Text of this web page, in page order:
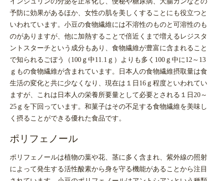
予防に効果があるほか、女性の肌を美しくすることにも役立つと
いわれています。小豆の食物繊維には不溶性のものと可溶性のも
のがありますが、他に加熱することで倍近くまで増えるレジスタ
ントスターチという成分もあり、食物繊維が豊富に含まれること
で知られるごぼう（100ｇ中11.1ｇ）よりも多く100ｇ中に12～13
ｇもの食物繊維が含まれています。日本人の食物繊維摂取量は食
生活の変化と共に少なくなり、現在は１日16ｇ程度といわれてい
ますが、これは日本人の栄養所要量として必要とされる１日20～
25ｇを下回っています。和菓子はその不足する食物繊維を美味し
く摂ることができる優れた食品です。
ポリフェノール
ポリフェノールは植物の葉や花、茎に多く含まれ、紫外線の照射
によって発生する活性酸素から身を守る機能があることから注目